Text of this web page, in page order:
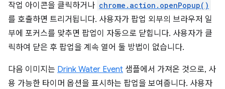
작업 아이콘을 클릭하거나 chrome.action.openPopup()
를 호출하면 트리거됩니다. 사용자가 팝업 외부의 브라우저 일
부에 포커스를 맞추면 팝업이 자동으로 닫힙니다. 사용자가 클
릭하여 닫은 후 팝업을 계속 열어 둘 방법이 없습니다.
다음 이미지는 Drink Water Event 샘플에서 가져온 것으로, 사
용 가능한 타이머 옵션을 표시하는 팝업을 보여줍니다. 사용자